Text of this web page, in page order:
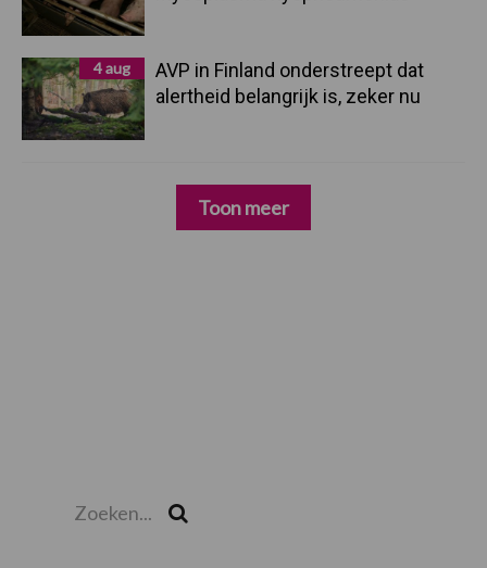
4 aug
AVP in Finland onderstreept dat
alertheid belangrijk is, zeker nu
Toon meer